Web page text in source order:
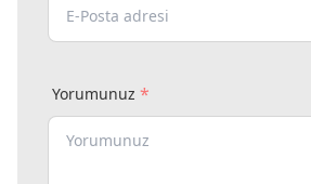
Yorumunuz *